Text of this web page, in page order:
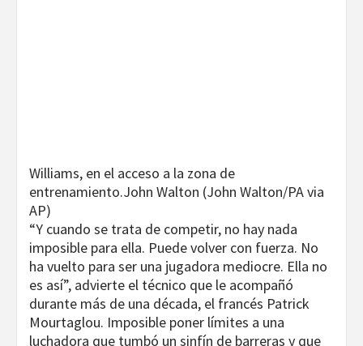
Williams, en el acceso a la zona de
entrenamiento.John Walton (John Walton/PA via
AP)
“Y cuando se trata de competir, no hay nada
imposible para ella. Puede volver con fuerza. No
ha vuelto para ser una jugadora mediocre. Ella no
es así”, advierte el técnico que le acompañó
durante más de una década, el francés Patrick
Mourtaglou. Imposible poner límites a una
luchadora que tumbó un sinfín de barreras y que